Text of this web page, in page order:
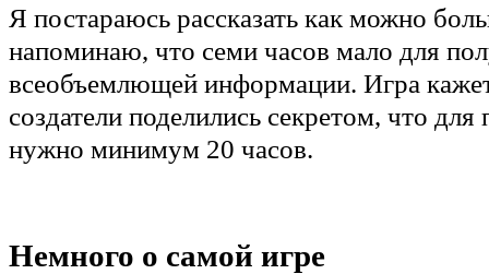
Я постараюсь рассказать как можно
напоминаю, что семи часов мало для
всеобъемлющей информации. Игра
создатели поделились секретом, что
нужно минимум 20 часов.
Немного о самой игре